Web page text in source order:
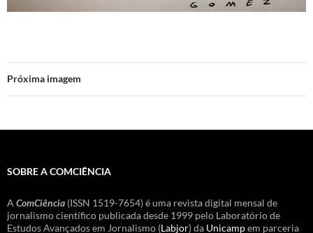
Próxima imagem
SOBRE A COMCIÊNCIA
A ComCiência (ISSN 1519-7654) é uma revista digital mensal de
jornalismo científico publicada desde 1999 pelo Laboratório de
Estudos Avançados em Jornalismo (Labjor) da Unicampem parceria